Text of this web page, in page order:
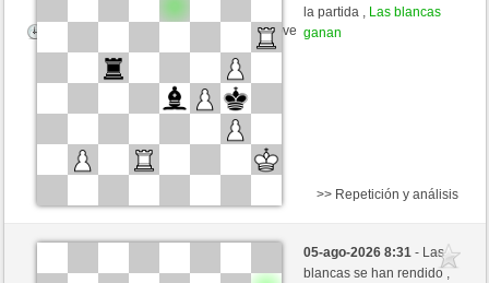
Tiempo: 5 minutes/side + 8 seconds/move
la partida , Las blancas
ganan
Negras
Anonymous
>> Repetición y análisis
05-ago-2026 8:31- Las
blancas se han rendido ,